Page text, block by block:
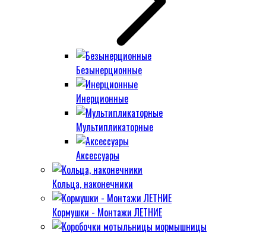
Безынерционные
Инерционные
Мультипликаторные
Аксессуары
Кольца, наконечники
Кормушки - Монтажи ЛЕТНИЕ